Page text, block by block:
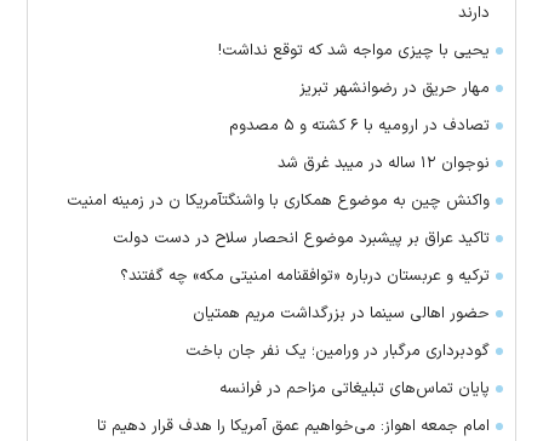
دارند
یحیی با چیزی مواجه شد که توقع نداشت!
مهار حریق در رضوانشهر تبریز
تصادف در ارومیه با ۶ کشته و ۵ مصدوم
نوجوان ۱۲ ساله در میبد غرق شد
واکنش چین به موضوع همکاری با واشنگتآمریکا ن در زمینه امنیت
تاکید عراق بر پیشبرد موضوع انحصار سلاح در دست دولت
ترکیه و عربستان درباره «توافقنامه امنیتی مکه» چه گفتند؟
حضور اهالی سینما در بزرگداشت مریم همتیان
گودبرداری مرگبار در ورامین؛ یک نفر جان باخت
پایان تماس‌های تبلیغاتی مزاحم در فرانسه
امام جمعه اهواز: می‌خواهیم عمق آمریکا را هدف قرار دهیم تا